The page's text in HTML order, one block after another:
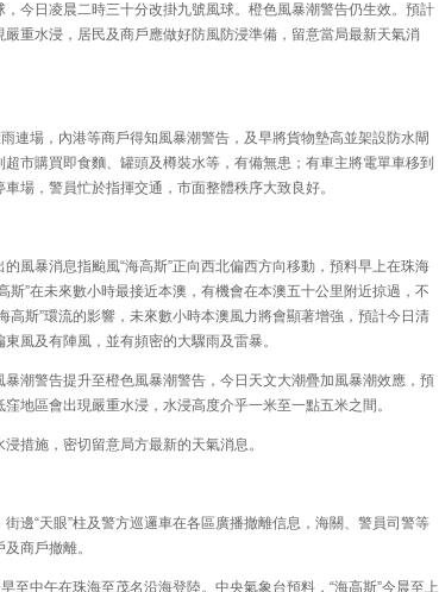
今日凌晨二時三十分改掛九號風球。橙色風暴潮警告仍生效。預計
重水浸，居民及商戶應做好防風防浸準備，留意當局最新天氣消
連場，內港等商戶得知風暴潮警告，及早將貨物墊高並架設防水閘
市購買即食麵、罐頭及樽裝水等，有備無患；有車主將電單車移到
場，警員忙於指揮交通，市面整體秩序大致良好。
風暴消息指颱風“海高斯”正向西北偏西方向移動，預料早上在珠海
斯”在未來數小時最接近本澳，有機會在本澳五十公里附近掠過，不
高斯”環流的影響，未來數小時本澳風力將會顯著增強，預計今日清
風及有陣風，並有頻密的大驟雨及雷暴。
潮警告提升至橙色風暴潮警告，今日天文大潮疊加風暴潮效應，預
地區會出現嚴重水浸，水浸高度介乎一米至一點五米之間。
措施，密切留意局方最新的天氣消息。
邊“天眼”柱及警方巡邏車在各區廣播撤離信息，海關、警員司警等
商戶撤離。
至中午在珠海至茂名沿海登陸。中央氣象台預料，“海高斯”今晨至上